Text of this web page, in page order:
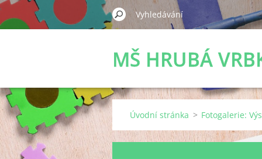
MŠ HRUBÁ
Úvodní stránka > Fotogalerie: